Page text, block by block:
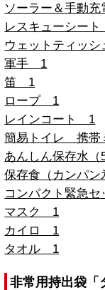
ソーラー＆手動
レスキューシー
ウェットティッ
軍手 1
笛 1
ロープ 1
レインコート 1
簡易トイレ 携
あんしん保存水
保存食（カンパ
コンパクト緊急
マスク 1
カイロ 1
タオル 1
非常用持出袋